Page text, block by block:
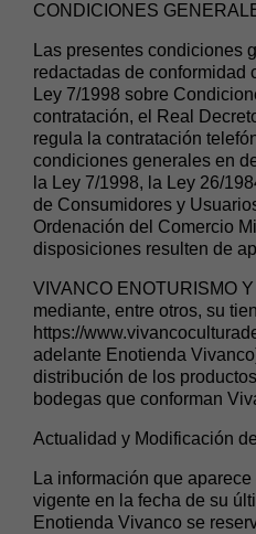
CONDICIONES
Las presentes condiciones
redactadas de conformidad
Ley 7/1998 sobre
contratación, el Real
regula la contratación
condiciones generales en
la Ley 7/1998, la Ley 26/
de Consumidores y
Ordenación del Comercio
disposiciones resulten de
VIVANCO ENOTURISMO
mediante, entre otros, su
https://
adelante Enotienda
distribución de los
bodegas que conforman
Actualidad y Modificación
La información que
vigente en la fecha de su
Enotienda Vivanco se